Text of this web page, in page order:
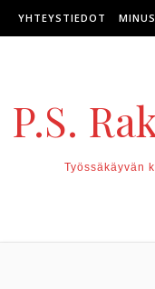
Skip to content
YHTEYSTIEDOT
P.S.
Työssäkäyvän